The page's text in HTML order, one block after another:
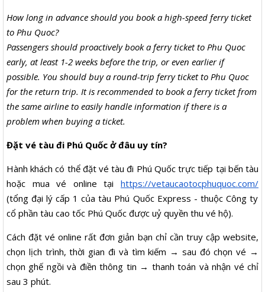
How long in advance should you book a high-speed ferry ticket
to Phu Quoc?
Passengers should proactively book a ferry ticket to Phu Quoc
early, at least 1-2 weeks before the trip, or even earlier if
possible. You should buy a round-trip ferry ticket to Phu Quoc
for the return trip. It is recommended to book a ferry ticket from
the same airline to easily handle information if there is a
problem when buying a ticket.
Đặt vé tàu đi Phú Quốc ở đâu uy tín?
Hành khách có thể đặt vé tàu đi Phú Quốc trực tiếp tại bến tàu
hoặc mua vé online tại https://vetaucaotocphuquoc.com/
(tổng đại lý cấp 1 của tàu Phú Quốc Express - thuộc Công ty
cổ phần tàu cao tốc Phú Quốc được uỷ quyền thu vé hộ).
Cách đặt vé online rất đơn giản bạn chỉ cần truy cập website,
chọn lịch trình, thời gian đi và tìm kiếm → sau đó chọn vé →
chọn ghế ngồi và điền thông tin → thanh toán và nhận vé chỉ
sau 3 phút.